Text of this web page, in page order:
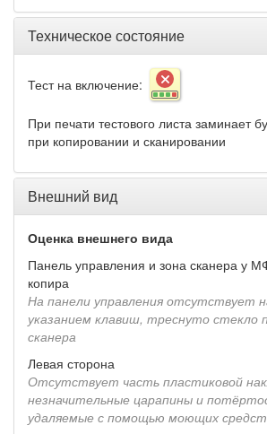
Техническое состояние
Тест на включение:
При печати тестового листа заминает
при копировании и сканировании
Внешний вид
Оценка внешнего вида
Панель управления и зона сканера у
копира
На панели управления отсутствует
указанием клавиш, треснуто стекло
сканера
Левая сторона
Отсутствует часть пластиковой
незначительные царапины и
удаляемые с помощью моющих